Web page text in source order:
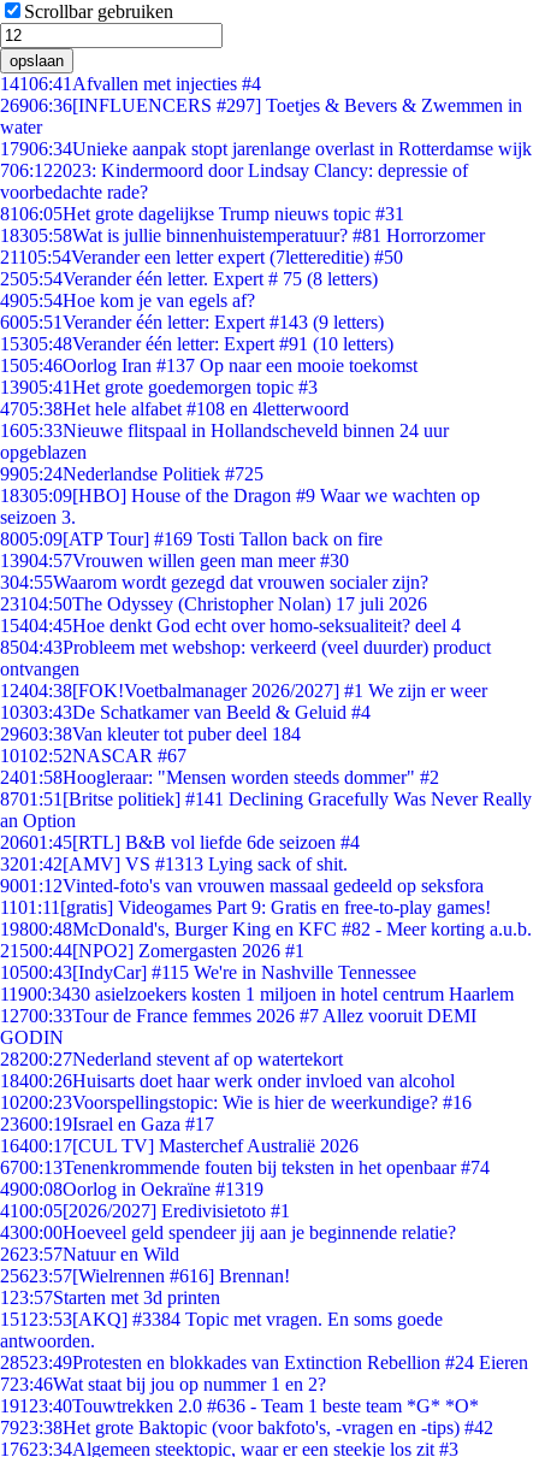
Scrollbar gebruiken
opslaan
14106:41 Afvallen met injecties #4
26906:36[INFLUENCERS #297] Toetjes & Bevers & Zwemmen in
water
17906:34Unieke aanpak stopt jarenlange overlast in Rotterdamse wijk
706:122023: Kindermoord door Lindsay Clancy: depressie of
voorbedachte rade?
8106:05Het grote dagelijkse Trump nieuws topic #31
18305:58Wat is jullie binnenhuistemperatuur? #81 Horrorzomer
21105:54Verander een letter expert (7lettereditie) #50
2505:54Verander één letter. Expert # 75 (8 letters)
4905:54Hoe kom je van egels af?
6005:51Verander één letter: Expert #143 (9 letters)
15305:48Verander één letter: Expert #91 (10 letters)
1505:46Oorlog Iran #137 Op naar een mooie toekomst
13905:41Het grote goedemorgen topic #3
4705:38Het hele alfabet #108 en 4letterwoord
1605:33Nieuwe flitspaal in Hollandscheveld binnen 24 uur
opgeblazen
9905:24Nederlandse Politiek #725
18305:09[HBO] House of the Dragon #9 Waar we wachten op
seizoen 3.
8005:09[ATP Tour] #169 Tosti Tallon back on fire
13904:57Vrouwen willen geen man meer #30
304:55Waarom wordt gezegd dat vrouwen socialer zijn?
23104:50The Odyssey (Christopher Nolan) 17 juli 2026
15404:45Hoe denkt God echt over homo-seksualiteit? deel 4
8504:43Probleem met webshop: verkeerd (veel duurder) product
ontvangen
12404:38[FOK!Voetbalmanager 2026/2027] #1 We zijn er weer
10303:43De Schatkamer van Beeld & Geluid #4
29603:38Van kleuter tot puber deel 184
10102:52NASCAR #67
2401:58Hoogleraar: "Mensen worden steeds dommer" #2
8701:51 [Britse politiek] #141 Declining Gracefully Was Never Really
an Option
20601:45[RTL] B&B vol liefde 6de seizoen #4
3201:42[AMV] VS #1313 Lying sack of shit.
9001:12Vinted-foto's van vrouwen massaal gedeeld op seksfora
1101:11 [gratis] Videogames Part 9: Gratis en free-to-play games!
19800:48McDonald's, Burger King en KFC #82 - Meer korting a.u.b.
21500:44[NPO2] Zomergasten 2026 #1
10500:43[IndyCar] #115 We're in Nashville Tennessee
11900:3430 asielzoekers kosten 1 miljoen in hotel centrum Haarlem
12700:33Tour de France femmes 2026 #7 Allez vooruit DEMI
GODIN
28200:27Nederland stevent af op watertekort
18400:26Huisarts doet haar werk onder invloed van alcohol
10200:23Voorspellingstopic: Wie is hier de weerkundige? #16
23600:19Israel en Gaza #17
16400:17[CUL TV] Masterchef Australië 2026
6700:13Tenenkrommende fouten bij teksten in het openbaar #74
4900:08Oorlog in Oekraïne #1319
4100:05[2026/2027] Eredivisietoto #1
4300:00Hoeveel geld spendeer jij aan je beginnende relatie?
2623:57Natuur en Wild
25623:57[Wielrennen #616] Brennan!
1 23:57Starten met 3d printen
151 23:53[AKQ] #3384 Topic met vragen. En soms goede
antwoorden.
28523:49Protesten en blokkades van Extinction Rebellion #24 Eieren
723:46Wat staat bij jou op nummer 1 en 2?
191 23:40Touwtrekken 2.0 #636 - Team 1 beste team *G* *O*
7923:38Het grote Baktopic (voor bakfoto's, -vragen en -tips) #42
17623:34Algemeen steektopic, waar er een steekje los zit #3